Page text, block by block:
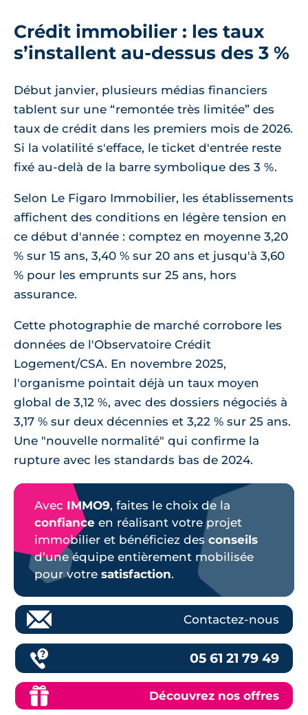
Crédit immobilier : les taux
s’installent au-dessus des 3 %
Début janvier, plusieurs médias financiers
tablent sur une “remontée très limitée” des
taux de crédit dans les premiers mois de 2026.
Si la volatilité s'efface, le ticket d'entrée reste
fixé au-delà de la barre symbolique des 3 %.
Selon Le Figaro Immobilier, les établissements
affichent des conditions en légère tension en
ce début d'année : comptez en moyenne 3,20
% sur 15 ans, 3,40 % sur 20 ans et jusqu'à 3,60
% pour les emprunts sur 25 ans, hors
assurance.
Cette photographie de marché corrobore les
données de l'Observatoire Crédit
Logement/CSA. En novembre 2025,
l'organisme pointait déjà un taux moyen
global de 3,12 %, avec des dossiers négociés à
3,17 % sur deux décennies et 3,22 % sur 25 ans.
Une "nouvelle normalité" qui confirme la
rupture avec les standards bas de 2024.
Avec IMMO9, faites le choix de la
confiance en réalisant votre projet
immobilier et bénéficiez des conseils
d’une équipe entièrement mobilisée
pour votre satisfaction.
Contactez-nous
05 61 21 79 49
Découvrez nos offres